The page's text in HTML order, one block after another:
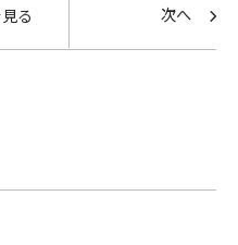
る 次へ